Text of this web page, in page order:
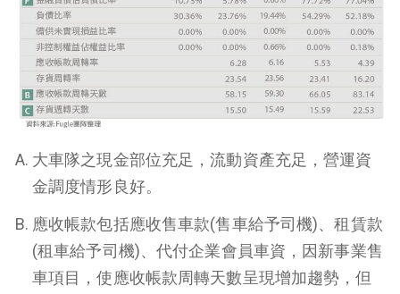
大車隊之現金部位充足，流動資產充足，營運資
金調度情形良好。
應收帳款包括應收售車款(售車給予司機)、租賃款
(租車給予司機)、代付企業會員車資，因新事業售
車項目，使應收帳款周轉天數呈現增加趨勢，但